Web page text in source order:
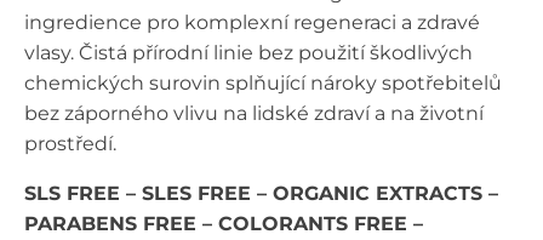
ingredience pro komplexní regeneraci a zdravé
vlasy. Čistá přírodní linie bez použití škodlivých
chemických surovin splňující nároky spotřebitelů
bez záporného vlivu na lidské zdraví a na životní
prostředí.
SLS FREE – SLES FREE – ORGANIC EXTRACTS –
PARABENS FREE – COLORANTS FREE –